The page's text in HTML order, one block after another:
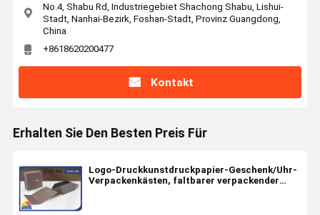
No.4, Shabu Rd, Industriegebiet Shachong Shabu, Lishui-
Stadt, Nanhai-Bezirk, Foshan-Stadt, Provinz Guangdong,
China
+8618620200477
Kontakt
Erhalten Sie Den Besten Preis Für
Logo-Druckkunstdruckpapier-Geschenk/Uhr-
Verpackenkästen, faltbarer verpackender